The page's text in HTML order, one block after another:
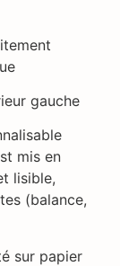
gauche
mis en
lisible,
(balance,
sur papier